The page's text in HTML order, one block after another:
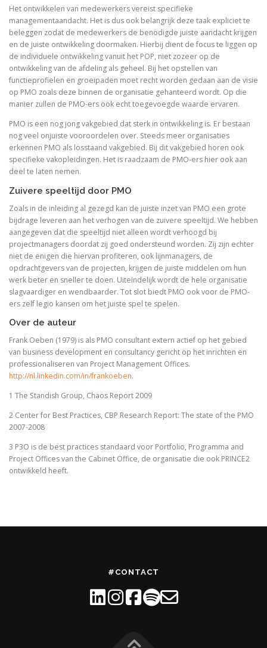
Het ontwikkelen van medewerkers vereist specifieke
managementaandacht. Het is dus ook belangrijk deze taak expliciet te
beleggen zodat de medewerkers de benodigde juiste aandacht krijgen
en de juiste ontwikkeling doormaken. Hierbij dient de focus te liggen op
de individuele ontwikkeling vanuit het POP, niet zozeer op de
ontwikkeling van de afdeling als geheel. Bij het opstellen van
functieprofielen en groeipaden moet recht worden gedaan aan de visie
op PMO zoals deze binnen de organisatie gehanteerd wordt. Op die
manier zullen de PMO-ers ook echt toegevoegde waarde ervaren.
PMO is een nog jong vakgebied dat sterk in ontwikkeling is. Er bestaan
nog veel onjuiste vooroordelen over. Steeds meer organisaties
erkennen PMO als losstaand vakgebied. Bij dit vakgebied horen ook
specifieke vakopleidingen. Het is raadzaam de PMO-ers hier ook aan
deel te laten nemen.
Zuivere speeltijd door PMO
Zoals in de inleiding al gezegd kan de juiste inzet van PMO een grote
bijdrage leveren aan het verhogen van de zuivere speeltijd. We hebben
aangegeven dat die speeltijd niet alleen wordt verhoogd bij
projectmanagers doordat zij goed ondersteund worden. Zij zijn echter
niet de enigen die hiervan profiteren, ook lijnmanagers, de
opdrachtgevers van de projecten, krijgen de juiste middelen om hun
werk beter en sneller te doen. Uiteindelijk wordt de hele organisatie
slagvaardiger en wendbaarder. Tot slot biedt PMO ook voor de PMO-
ers zelf legio kansen om het juiste spel te spelen.
Over de auteur
Frank Oeben (1979) is als PMO consultant extern actief op het gebied
van business development en consultancy gericht op het inrichten en
professionaliseren van Project Management Offices.
http://nl.linkedin.com/in/frankoeben.
1 The Standish Group, Chaos Report 2009
2 Center for Best Practices, CBP Research Report: The state of the PMO
2007-2008
3 P3O is de best practices standaard voor Portfolio, Programma and
Project Offices van the Cabinet Office, de organisatie die ook PRINCE2
ontwikkeld heeft.
#CONTACT